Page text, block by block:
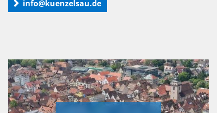
info@kuenzelsau.de